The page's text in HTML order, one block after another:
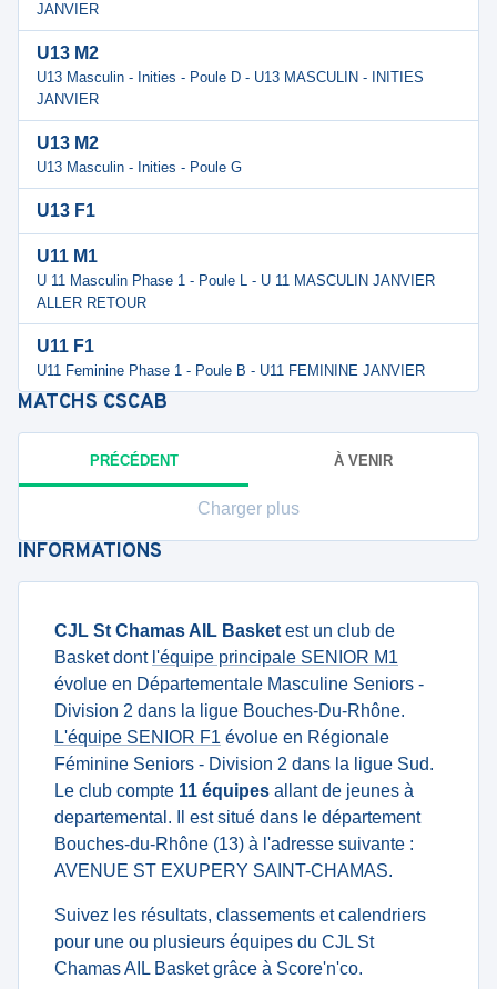
JANVIER
U13 M2
U13 Masculin - Inities - Poule D - U13 MASCULIN - INITIES
JANVIER
U13 M2
U13 Masculin - Inities - Poule G
U13 F1
U11 M1
U 11 Masculin Phase 1 - Poule L - U 11 MASCULIN JANVIER
ALLER RETOUR
U11 F1
U11 Feminine Phase 1 - Poule B - U11 FEMININE JANVIER
MATCHS CSCAB
PRÉCÉDENT À VENIR
Charger plus
INFORMATIONS
CJL St Chamas AIL Basket est un club de
Basket dont l'équipe principale SENIOR M1
évolue en Départementale Masculine Seniors -
Division 2 dans la ligue Bouches-Du-Rhône.
L'équipe SENIOR F1 évolue en Régionale
Féminine Seniors - Division 2 dans la ligue Sud.
Le club compte 11 équipes allant de jeunes à
departemental. Il est situé dans le département
Bouches-du-Rhône (13) à l'adresse suivante :
AVENUE ST EXUPERY SAINT-CHAMAS.
Suivez les résultats, classements et calendriers
pour une ou plusieurs équipes du CJL St
Chamas AIL Basket grâce à Score'n'co.